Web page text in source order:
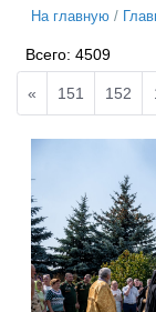
На главную /
Всего:4509
« 151 152